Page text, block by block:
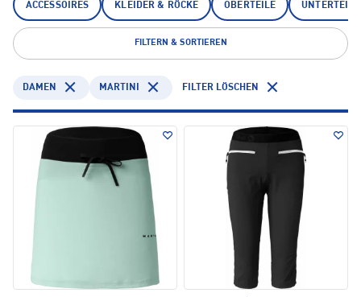
ACCESSOIRES KLEIDER & RÖCKE OBERTEILE UNTERTEILE
FILTERN & SORTIEREN
DAMEN MARTINI FILTER LÖSCHEN